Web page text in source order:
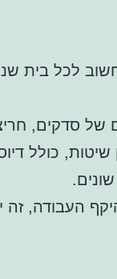
לכל בית
של סדקים,
שיטות, כולל
העבודה, זה